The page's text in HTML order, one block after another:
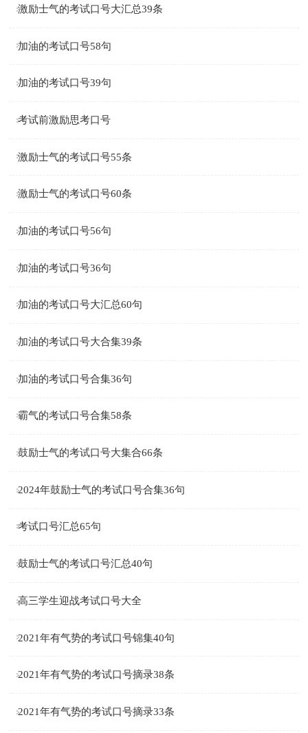
激励士气的考试口号大汇总39条
加油的考试口号58句
加油的考试口号39句
考试前激励思考口号
激励士气的考试口号55条
激励士气的考试口号60条
加油的考试口号56句
加油的考试口号36句
加油的考试口号大汇总60句
加油的考试口号大合集39条
加油的考试口号合集36句
霸气的考试口号合集58条
鼓励士气的考试口号大集合66条
2024年鼓励士气的考试口号合集36句
考试口号汇总65句
鼓励士气的考试口号汇总40句
高三学生迎战考试口号大全
2021年有气势的考试口号锦集40句
2021年有气势的考试口号摘录38条
2021年有气势的考试口号摘录33条